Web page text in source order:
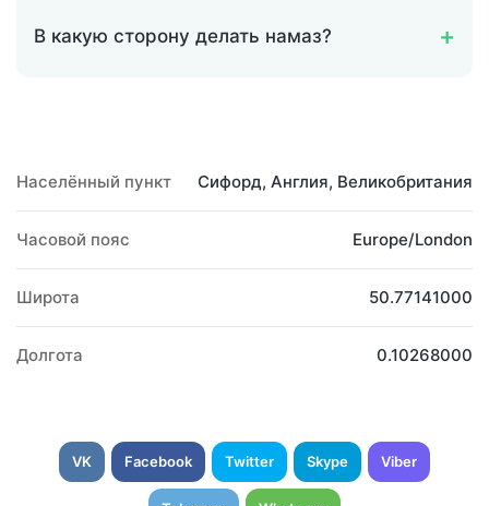
В какую сторону делать намаз?
Населённый пункт Сифорд, Англия, Великобритания
Часовой пояс Europe/London
Широта 50.77141000
Долгота 0.10268000
VK Facebook Twitter Skype Viber